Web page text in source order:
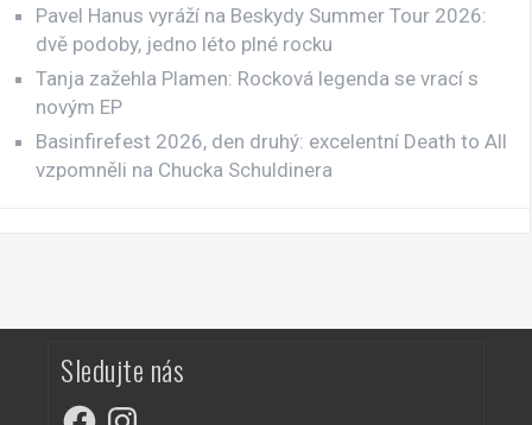
Pavel Hanus vyráží na Beskydy Summer Tour 2026:
dvě podoby, jedno léto plné rocku
Tanja zažehla Plamen: Rocková legenda se vrací s
novým EP
Basinfirefest 2026, den druhý: excelentní Death to All
vzpomněli na Chucka Schuldinera
Sledujte nás
FacebookInstagram